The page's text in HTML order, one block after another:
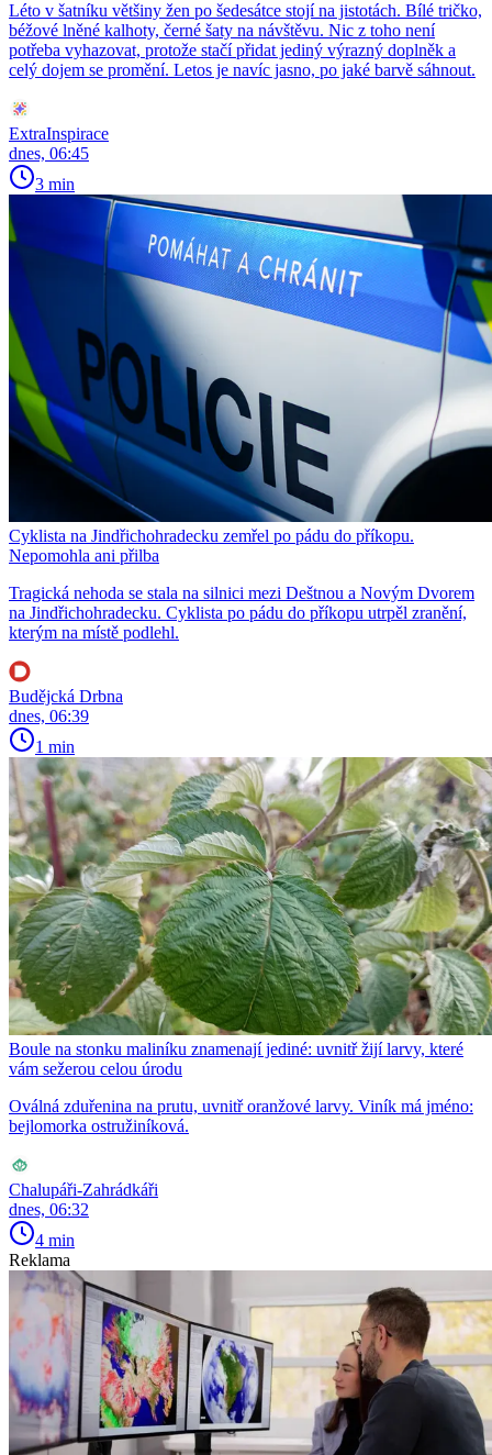
Léto v šatníku většiny žen po šedesátce stojí na jistotách. Bílé tričko,
béžové lněné kalhoty, černé šaty na návštěvu. Nic z toho není
potřeba vyhazovat, protože stačí přidat jediný výrazný doplněk a
celý dojem se promění. Letos je navíc jasno, po jaké barvě sáhnout.
ExtraInspirace
dnes, 06:45
3 min
Cyklista na Jindřichohradecku zemřel po pádu do příkopu.
Nepomohla ani přilba
Tragická nehoda se stala na silnici mezi Deštnou a Novým Dvorem
na Jindřichohradecku. Cyklista po pádu do příkopu utrpěl zranění,
kterým na místě podlehl.
Budějcká Drbna
dnes, 06:39
1 min
Boule na stonku maliníku znamenají jediné: uvnitř žijí larvy, které
vám sežerou celou úrodu
Oválná zduřenina na prutu, uvnitř oranžové larvy. Viník má jméno:
bejlomorka ostružiníková.
Chalupáři-Zahrádkáři
dnes, 06:32
4 min
Reklama